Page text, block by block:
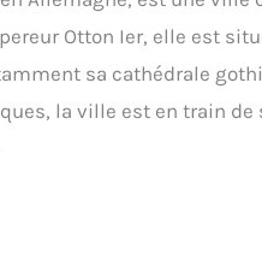
Otton Ier, elle est
sa cathédrale
la ville est en train de